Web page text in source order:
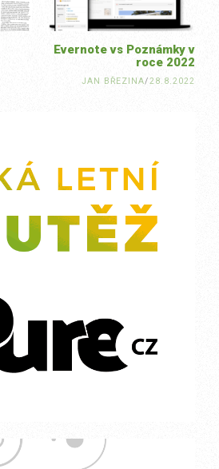
Evernote vs Poznámky v
roce 2022
JAN BŘEZINA/28.8.2022